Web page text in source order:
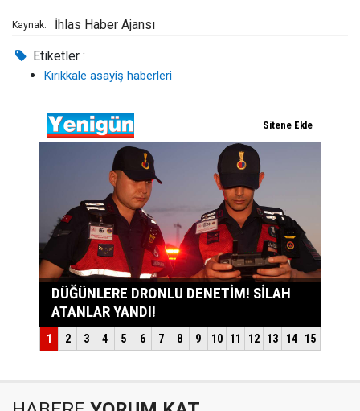
Kaynak: İhlas Haber Ajansı
Etiketler :
Kırıkkale asayiş haberleri